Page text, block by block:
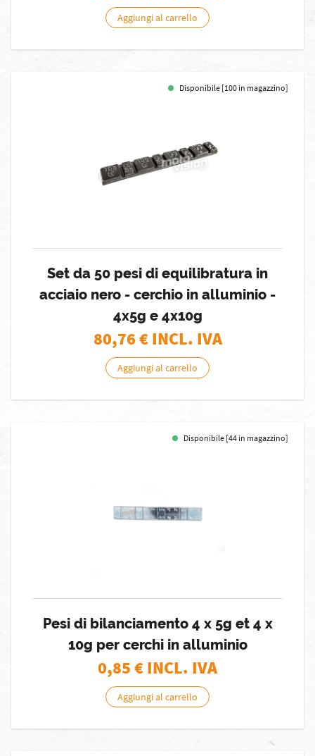
Aggiungi al carrello
Disponibile [100 in magazzino]
Set da 50 pesi di equilibratura in
acciaio nero - cerchio in alluminio -
4x5g e 4x10g
80,76€ INCL. IVA
Aggiungi al carrello
Disponibile [44 in magazzino]
Pesi di bilanciamento 4 x 5g et 4 x
10g per cerchi in alluminio
0,85€ INCL. IVA
Aggiungi al carrello